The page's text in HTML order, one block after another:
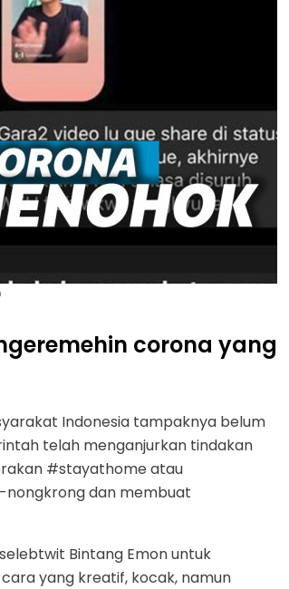
corona yang
Indonesia tampaknya belum
telah menganjurkan tindakan
#stayathome atau
nongkrong dan membuat
Bintang Emon untuk
yang kreatif, kocak, namun